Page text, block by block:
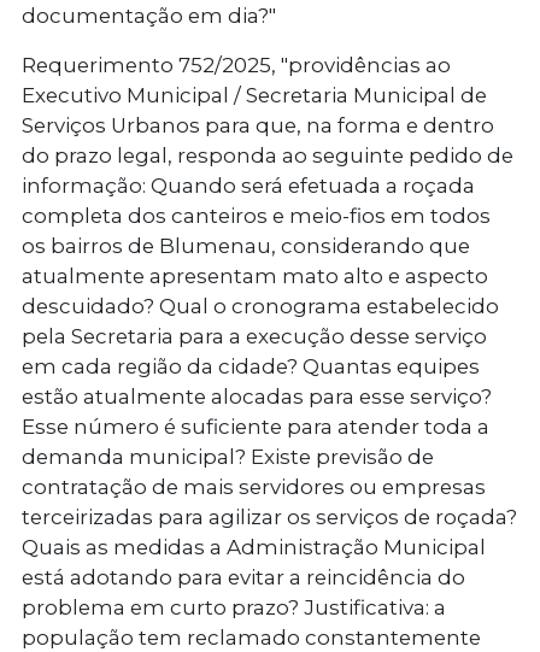
documentação em dia?"
Requerimento 752/2025, "providências ao
Executivo Municipal / Secretaria Municipal de
Serviços Urbanos para que, na forma e dentro
do prazo legal, responda ao seguinte pedido de
informação: Quando será efetuada a roçada
completa dos canteiros e meio-fios em todos
os bairros de Blumenau, considerando que
atualmente apresentam mato alto e aspecto
descuidado? Qual o cronograma estabelecido
pela Secretaria para a execução desse serviço
em cada região da cidade? Quantas equipes
estão atualmente alocadas para esse serviço?
Esse número é suficiente para atender toda a
demanda municipal? Existe previsão de
contratação de mais servidores ou empresas
terceirizadas para agilizar os serviços de roçada?
Quais as medidas a Administração Municipal
está adotando para evitar a reincidência do
problema em curto prazo? Justificativa: a
população tem reclamado constantemente